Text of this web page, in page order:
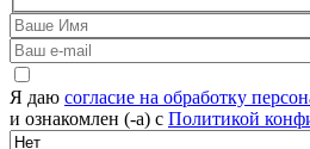
Я даю согласие на обработку
и ознакомлен (-а) с Политикой